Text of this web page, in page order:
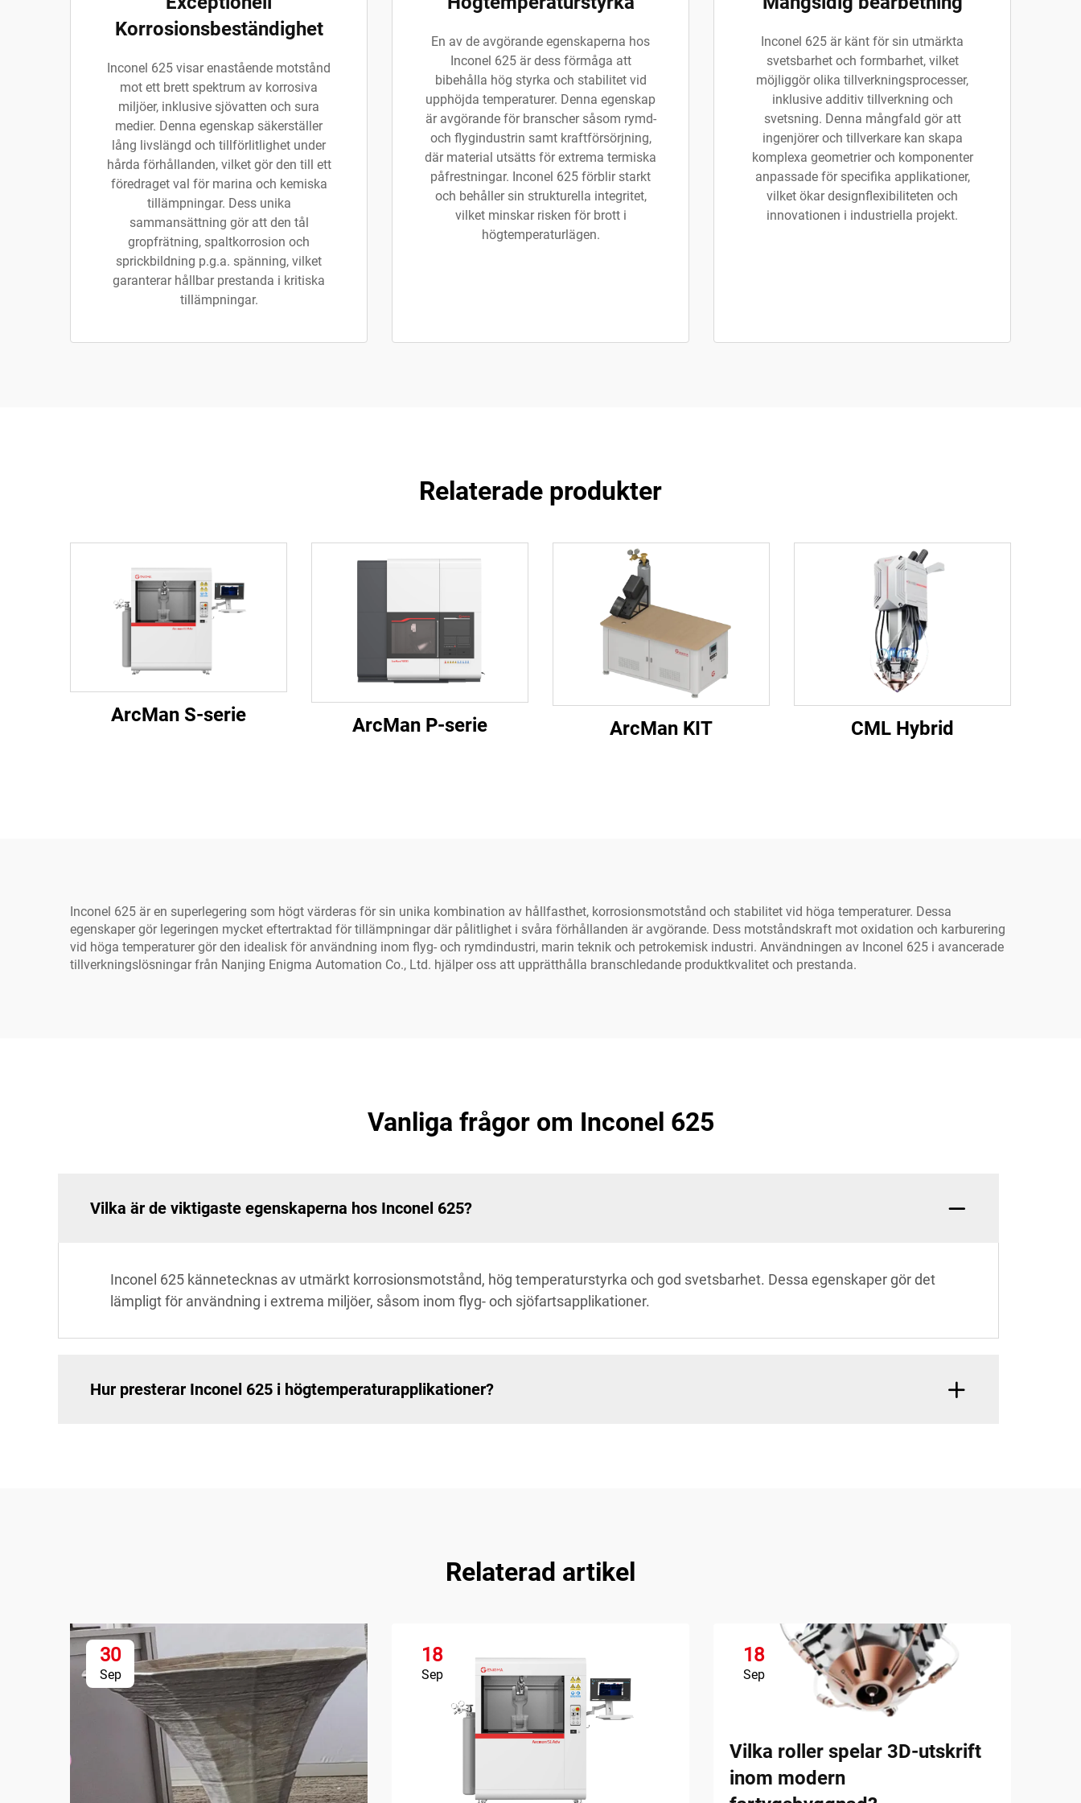
Korrosionsbeständighet
Inconel 625 visar enastående motstånd
mot ett brett spektrum av korrosiva
miljöer, inklusive sjövatten och sura
medier. Denna egenskap säkerställer
lång livslängd och tillförlitlighet under
hårda förhållanden, vilket gör den till ett
föredraget val för marina och kemiska
tillämpningar. Dess unika
sammansättning gör att den tål
gropfrätning, spaltkorrosion och
sprickbildning p.g.a. spänning, vilket
garanterar hållbar prestanda i kritiska
tillämpningar.
En av de avgörande egenskaperna hos
Inconel 625 är dess förmåga att
bibehålla hög styrka och stabilitet vid
upphöjda temperaturer. Denna egenskap
är avgörande för branscher såsom rymd-
och flygindustrin samt kraftförsörjning,
där material utsätts för extrema termiska
påfrestningar. Inconel 625 förblir starkt
och behåller sin strukturella integritet,
vilket minskar risken för brott i
högtemperaturlägen.
Inconel 625 är känt för sin utmärkta
svetsbarhet och formbarhet, vilket
möjliggör olika tillverkningsprocesser,
inklusive additiv tillverkning och
svetsning. Denna mångfald gör att
ingenjörer och tillverkare kan skapa
komplexa geometrier och komponenter
anpassade för specifika applikationer,
vilket ökar designflexibiliteten och
innovationen i industriella projekt.
Relaterade produkter
ArcMan S-serie ArcMan P-serie ArcMan KIT CML Hybrid
Inconel 625 är en superlegering som högt värderas för sin unika kombination av hållfasthet, korrosionsmotstånd och stabilitet vid höga temperaturer. Dessa
egenskaper gör legeringen mycket eftertraktad för tillämpningar där pålitlighet i svåra förhållanden är avgörande. Dess motståndskraft mot oxidation och karburering
vid höga temperaturer gör den idealisk för användning inom flyg- och rymdindustri, marin teknik och petrokemisk industri. Användningen av Inconel 625 i avancerade
tillverkningslösningar från Nanjing Enigma Automation Co., Ltd. hjälper oss att upprätthålla branschledande produktkvalitet och prestanda.
Vanliga frågor om Inconel 625
Vilka är de viktigaste egenskaperna hos Inconel 625?
Inconel 625 kännetecknas av utmärkt korrosionsmotstånd, hög temperaturstyrka och god svetsbarhet. Dessa egenskaper gör det
lämpligt för användning i extrema miljöer, såsom inom flyg- och sjöfartsapplikationer.
Hur presterar Inconel 625 i högtemperaturapplikationer?
Relaterad artikel
30
Sep
18
Sep
18
Sep
Vilka roller spelar 3D-utskrift
inom modern